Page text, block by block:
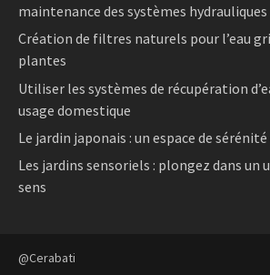
maintenance des systèmes hydrauliques
Création de filtres naturels pour l’eau
plantes
Utiliser les systèmes de récupération
usage domestique
Le jardin japonais : un espace de
Les jardins sensoriels : plongez dans un
sens
@Cerabati